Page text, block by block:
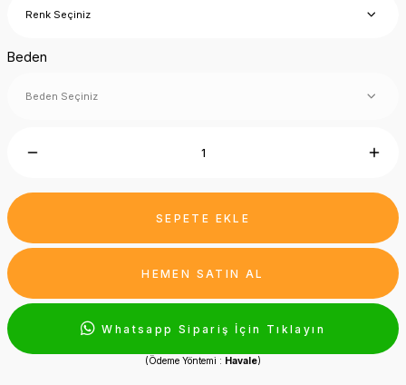
Beden
SEPETE EKLE
HEMEN SATIN AL
Whatsapp Sipariş İçin Tıklayın
(Ödeme Yöntemi : Havale)